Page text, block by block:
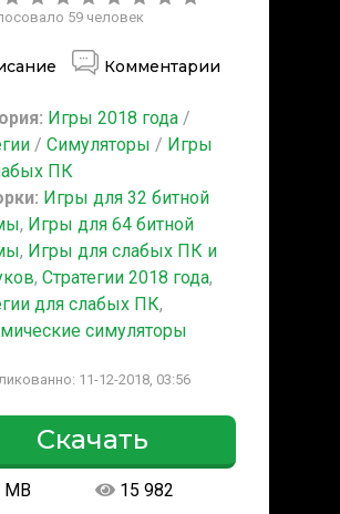
59 человек
Комментарии
Игры 2018 года /
/ Симуляторы / Игры
ПК
Игры для 32 битной
, Игры для 64 битной
, Игры для слабых ПК и
, Стратегии 2018 года,
для слабых ПК,
симуляторы
11-12-2018, 03:56
Скачать
MB 15 982